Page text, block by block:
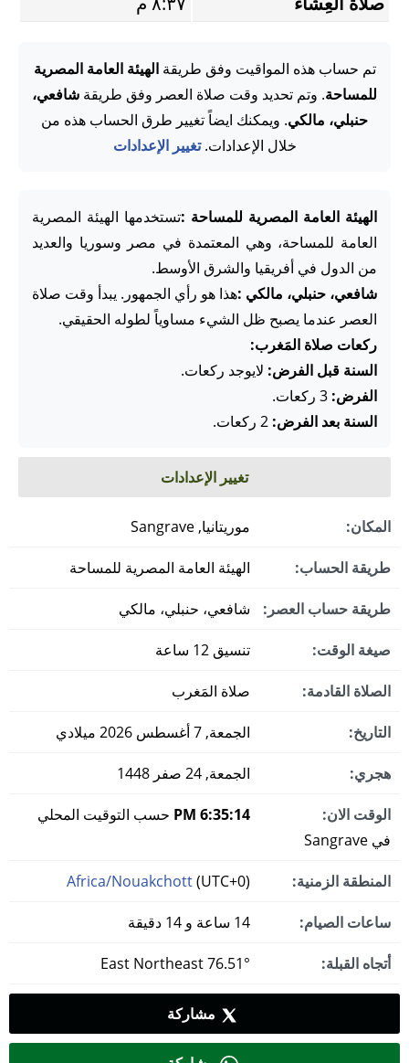
تم حساب هذه المواقيت وفق طريقةالهيئة العامة المصرية
للمساحة. وتم تحديد وقت صلاة العصر وفق طريقة شافعي،
حنبلي، مالكي. ويمكنك ايضاً تغيير طرق الحساب هذه من
خلال الإعدادات.تغيير الإعدادات
الهيئة العامة المصرية للمساحة :تستخدمها الهيئة المصرية
العامة للمساحة، وهي المعتمدة في مصر وسوريا والعديد
من الدول في أفريقيا والشرق الأوسط.
شافعي، حنبلي، مالكي :هذا هو رأي الجمهور. يبدأ وقت صلاة
العصر عندما يصبح ظل الشيء مساوياً لطوله الحقيقي.
ركعات صلاة المَغرب:
السنة قبل الفرض: لايوجد ركعات.
الفرض:
السنة بعد الفرض:
تغيير الإعدادات
المكان: موريتانيا, Sangrave
طريقة الحساب: الهيئة العامة المصرية للمساحة
طريقة حساب العصر: شافعي، حنبلي، مالكي
صيغة الوقت: تنسيق 12 ساعة
الصلاة القادمة: صلاة المَغرب
التاريخ: الجمعة, 7 أغسطس 2026 ميلادي
هجري: الجمعة, 24 صفر 1448
الوقت الان: 6:35:14 PM
حسب التوقيت المحلي
في Sangrave
المنطقة الزمنية: Africa/Nouakchott(UTC+0)
ساعات الصيام:
أتجاه القبلة:
مشاركة